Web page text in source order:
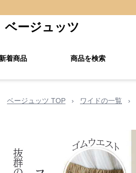
ベージュッツ
新着商品 商品を検索
ベージュッツ TOP › ワイドの一覧 ›